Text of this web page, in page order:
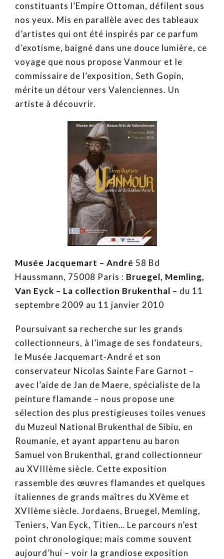
constituants l’Empire Ottoman, défilent sous
nos yeux. Mis en parallèle avec des tableaux
d’artistes qui ont été inspirés par ce parfum
d’exotisme, baigné dans une douce lumière, ce
voyage que nous propose Vanmour et le
commissaire de l’exposition, Seth Gopin,
mérite un détour vers Valenciennes. Un
artiste à découvrir.
Musée Jacquemart – André 58 Bd
Haussmann, 75008 Paris : Bruegel, Memling,
Van Eyck – La collection Brukenthal – du 11
septembre 2009 au 11 janvier 2010
Poursuivant sa recherche sur les grands
collectionneurs, à l’image de ses fondateurs,
le Musée Jacquemart-André et son
conservateur Nicolas Sainte Fare Garnot –
avec l’aide de Jan de Maere, spécialiste de la
peinture flamande – nous propose une
sélection des plus prestigieuses toiles venues
du Muzeul National Brukenthal de Sibiu, en
Roumanie, et ayant appartenu au baron
Samuel von Brukenthal, grand collectionneur
au XVIIIème siècle. Cette exposition
rassemble des œuvres flamandes et quelques
italiennes de grands maîtres du XVème et
XVIIème siècle. Jordaens, Bruegel, Memling,
Teniers, Van Eyck, Titien… Le parcours n’est
point chronologique; mais comme souvent
aujourd’hui – voir la grandiose exposition